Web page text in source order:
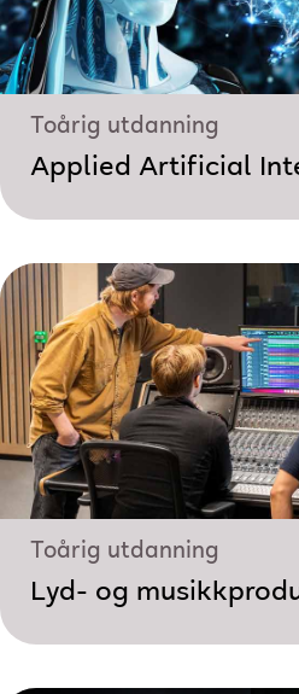
Toårig utdanning
Applied Artificial
Toårig utdanning
Lyd- og